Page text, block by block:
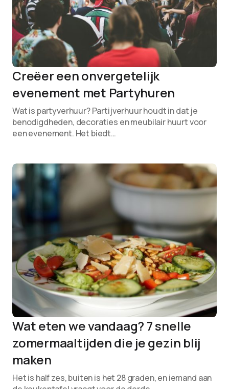
Creëer een onvergetelijk
evenement met Partyhuren
Wat is partyverhuur? Partijverhuur houdt in dat je
benodigdheden, decoraties en meubilair huurt voor
een evenement. Het biedt…
Wat eten we vandaag? 7 snelle
zomermaaltijden die je gezin blij
maken
Het is half zes, buiten is het 28 graden, en iemand aan